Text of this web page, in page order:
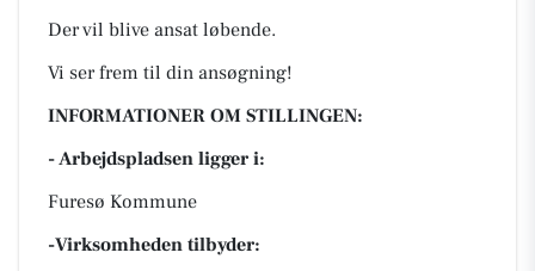
Der vil blive ansat løbende.
Vi ser frem til din ansøgning!
INFORMATIONER OM STILLINGEN:
- Arbejdspladsen ligger i:
Furesø Kommune
-Virksomheden tilbyder: